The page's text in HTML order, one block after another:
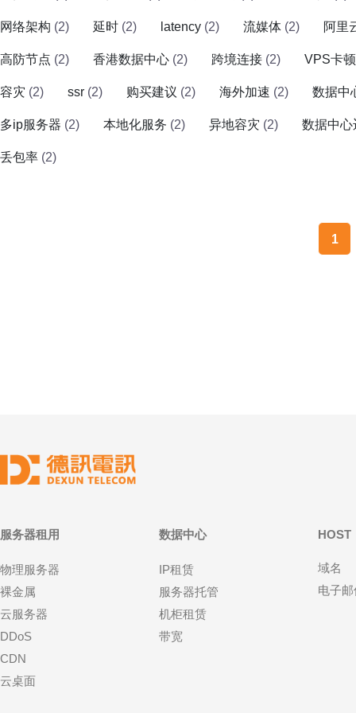
网络架构 (2) 延时 (2) latency (2) 流媒体 (2) 阿里
高防节点 (2) 香港数据中心 (2) 跨境连接 (2) VPS卡顿
容灾 (2) ssr (2) 购买建议 (2) 海外加速 (2) 数据中
多ip服务器 (2) 本地化服务 (2) 异地容灾 (2) 数据中心
丢包率 (2)
1
服务器租用
物理服务器
裸金属
云服务器
DDoS
CDN
云桌面
数据中心
IP租赁
服务器托管
机柜租赁
带宽
HOST
域名
电子